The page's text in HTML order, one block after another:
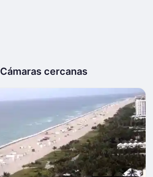
Cámaras cercanas